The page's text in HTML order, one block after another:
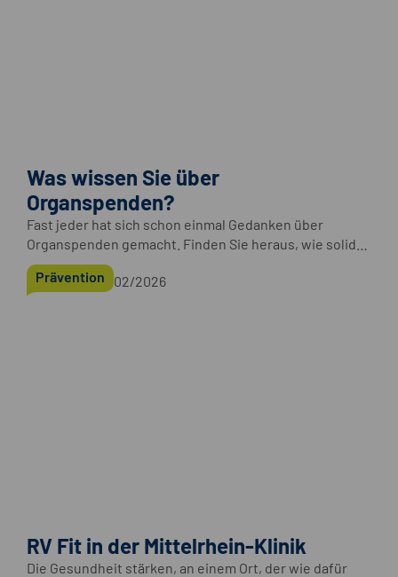
Was wissen Sie über
Organspenden?
Fast jeder hat sich schon einmal Gedanken über
Organspenden gemacht. Finden Sie heraus, wie solide
Ihre Kenntnisse sind.
Prävention 02/2026
RV Fit in der Mittelrhein-Klinik
Die Gesundheit stärken, an einem Ort, der wie dafür